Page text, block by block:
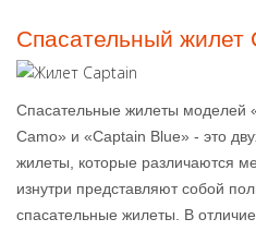
Спасательный жилет
Спасательные жилеты моделей
Camo» и «Captain Blue» - это
жилеты, которые различаются
изнутри представляют собой
спасательные жилеты. В